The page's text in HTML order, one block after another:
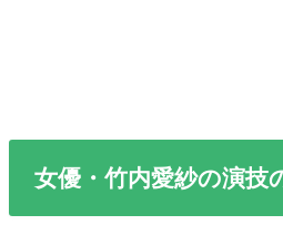
女優・竹内愛紗の演技